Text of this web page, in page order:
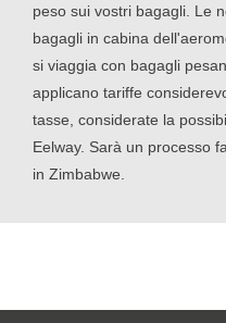
peso sui vostri bagagli. Le
bagagli in cabina
si viaggia con bagagli
applicano tariffe
tasse, considerate la
Eelway. Sarà un processo
in Zimbabwe.